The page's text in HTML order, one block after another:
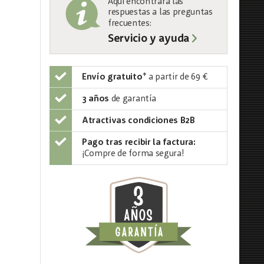
Aquí encontrará las
respuestas a las preguntas
frecuentes:
Servicio y ayuda
Envío gratuito* a partir de 69 €
3 años de garantía
Atractivas condiciones B2B
Pago tras recibir la factura:
¡Compre de forma segura!